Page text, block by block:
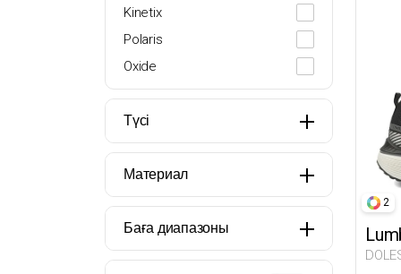
33
34
35
36
37
38
39
39.5
40
41
Kinetix
Polaris
Oxide
Lumberjack
Butigo
Travel Soft
Miss F
Flexall
İNCİ
DOCKERS
Түсі
Материал
Баға диапазоны
2